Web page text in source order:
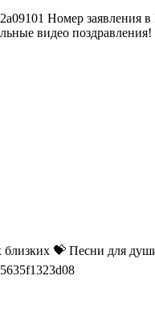
Номер
видео
💝 Песни для